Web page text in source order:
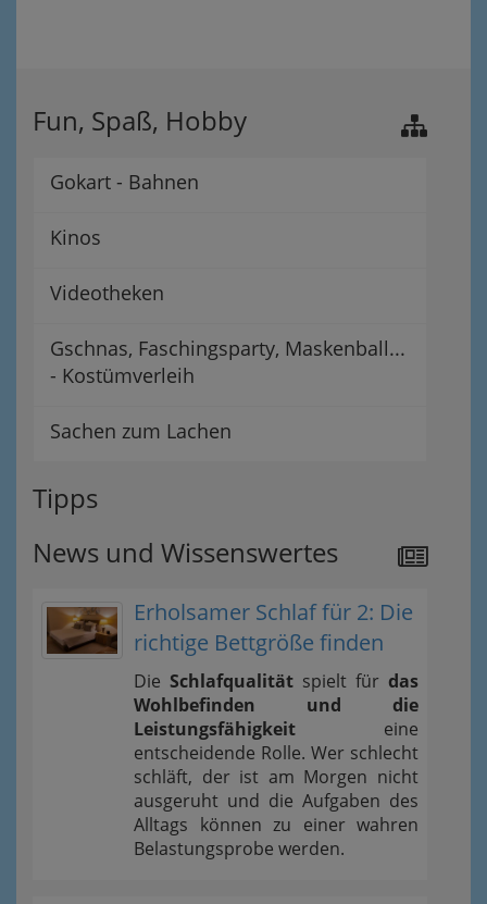
Fun, Spaß, Hobby
Gokart - Bahnen
Kinos
Videotheken
Gschnas, Faschingsparty, Maskenball...
- Kostümverleih
Sachen zum Lachen
Tipps
News und Wissenswertes
Erholsamer Schlaf für 2: Die
richtige Bettgröße finden
Die Schlafqualität spielt für das
Wohlbefinden und die
Leistungsfähigkeit eine
entscheidende Rolle. Wer schlecht
schläft, der ist am Morgen nicht
ausgeruht und die Aufgaben des
Alltags können zu einer wahren
Belastungsprobe werden.